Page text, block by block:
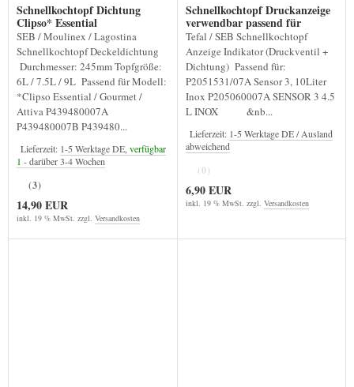
Schnellkochtopf Dichtung
Clipso* Essential
SEB / Moulinex / Lagostina
Schnellkochtopf Deckeldichtung
Durchmesser: 245mm Topfgröße:
6L / 7.5L / 9L Passend für Modell:
*Clipso Essential / Gourmet /
Attiva P439480007A
P439480007B P439480...
Lieferzeit: 1-5 Werktage DE, verfügbar
1 - darüber 3-4 Wochen
(3)
14,90 EUR
inkl. 19 % MwSt. zzgl. Versandkosten
Schnellkochtopf Druckanzeige
verwendbar passend für
P2051531
Tefal / SEB Schnellkochtopf
Anzeige Indikator (Druckventil +
Dichtung) Passend für:
P2051531/07A Sensor 3, 10Liter
Inox P205060007A SENSOR 3 4.5
L INOX &nb...
Lieferzeit: 1-5 Werktage DE / Ausland
abweichend
(0)
6,90 EUR
inkl. 19 % MwSt. zzgl. Versandkosten